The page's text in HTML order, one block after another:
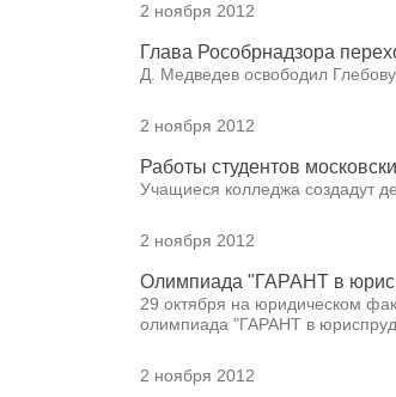
2 ноября 2012
Глава Рособрнадзора
Д. Медведев освободил
2 ноября 2012
Работы студентов
Учащиеся колледжа создадут
2 ноября 2012
Олимпиада "ГАРАНТ в
29 октября на юридическом
олимпиада "ГАРАНТ в
2 ноября 2012